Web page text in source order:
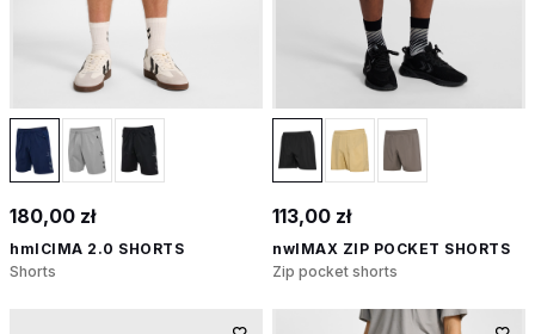
180,00 zł
hmlCIMA 2.0 SHORTS
Shorts
113,00 zł
nwlMAX ZIP POCKET SHORTS
Zip pocket shorts